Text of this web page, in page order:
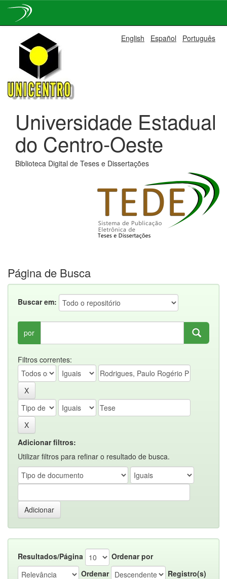
navigation
English Español Português
Universidade Estadual
do Centro-Oeste
Biblioteca Digital de Teses e Dissertações
Página de Busca
Buscar em:
por
Filtros correntes:
Adicionar filtros:
Utilizar filtros para refinar o resultado de busca.
Resultados/Página
Ordenar por
Ordenar
Registro(s)